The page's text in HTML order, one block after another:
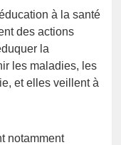
à la santé
des actions
la
les maladies, les
et elles veillent à
notamment